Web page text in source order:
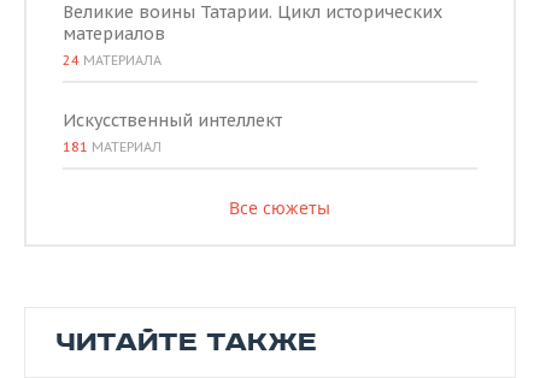
Великие воины Татарии. Цикл исторических
материалов
24 МАТЕРИАЛА
Искусственный интеллект
181 МАТЕРИАЛ
Все сюжеты
ЧИТАЙТЕ ТАКЖЕ